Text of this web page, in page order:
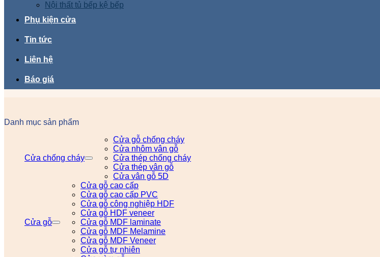
Nội thất tủ bếp kệ bếp
Phụ kiện cửa
Tin tức
Liên hệ
Báo giá
Danh mục sản phẩm
Cửa chống cháy
Cửa gỗ chống cháy
Cửa nhôm vân gỗ
Cửa thép chống cháy
Cửa thép vân gỗ
Cửa vân gỗ 5D
Cửa gỗ
Cửa gỗ cao cấp
Cửa gỗ cao cấp PVC
Cửa gỗ công nghiệp HDF
Cửa gỗ HDF veneer
Cửa gỗ MDF laminate
Cửa gỗ MDF Melamine
Cửa gỗ MDF Veneer
Cửa gỗ tự nhiên